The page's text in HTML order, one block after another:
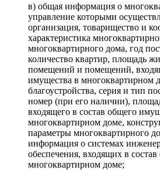
в) общая информация о
управление которыми
организация, товарищество и
характеристика
многоквартирного дома, год
количество квартир, площадь
помещений и помещений,
имущества в многоквартирном
благоустройства, серия и тип
номер (при его наличии),
входящего в состав общего
многоквартирном доме,
параметры многоквартирного
информация о системах
обеспечения, входящих в
многоквартирном доме;